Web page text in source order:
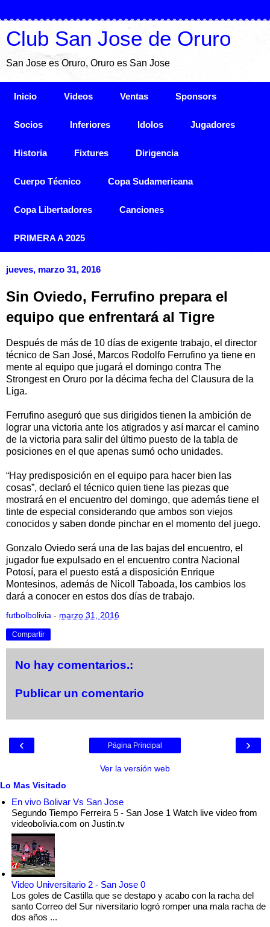
Club San Jose de Oruro
San Jose es Oruro, Oruro es San Jose
Inicio Videos Ventas Sponsors
Socios Inferiores Idolos Jugadores
Historia Fixtures Dirigencia
Cuerpo Técnico Copa Sudamericana
Copa Libertadores Canciones
PRIMERA A 2025
jueves, marzo 31, 2016
Sin Oviedo, Ferrufino prepara el
equipo que enfrentará al Tigre
Después de más de 10 días de exigente trabajo, el director
técnico de San José, Marcos Rodolfo Ferrufino ya tiene en
mente al equipo que jugará el domingo contra The
Strongest en Oruro por la décima fecha del Clausura de la
Liga.
Ferrufino aseguró que sus dirigidos tienen la ambición de
lograr una victoria ante los atigrados y así marcar el camino
de la victoria para salir del último puesto de la tabla de
posiciones en el que apenas sumó ocho unidades.
“Hay predisposición en el equipo para hacer bien las
cosas”, declaró el técnico quien tiene las piezas que
mostrará en el encuentro del domingo, que además tiene el
tinte de especial considerando que ambos son viejos
conocidos y saben donde pinchar en el momento del juego.
Gonzalo Oviedo será una de las bajas del encuentro, el
jugador fue expulsado en el encuentro contra Nacional
Potosí, para el puesto está a disposición Enrique
Montesinos, además de Nicoll Taboada, los cambios los
dará a conocer en estos dos días de trabajo.
futbolbolivia - marzo 31, 2016
Compartir
No hay comentarios.:
Publicar un comentario
‹ ›
Página Principal
Ver la versión web
Lo Mas Visitado
En vivo Bolivar Vs San Jose
Segundo Tiempo Ferreira 5 - San Jose 1 Watch live video from
videobolivia.com on Justin.tv
Video Universitario 2 - San Jose 0
Los goles de Castilla que se destapo y acabo con la racha del
santo Correo del Sur niversitario logró romper una mala racha de
dos años ...